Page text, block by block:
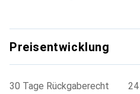
Preisentwicklung
30 Tage Rückgaberecht